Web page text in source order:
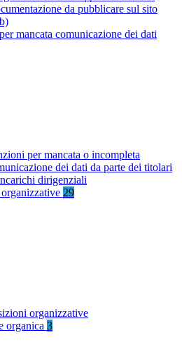
da pubblicare sul sito
mancata comunicazione dei dati
per mancata o incompleta
dei dati da parte dei titolari
dirigenziali
29
organizzative
organica 3